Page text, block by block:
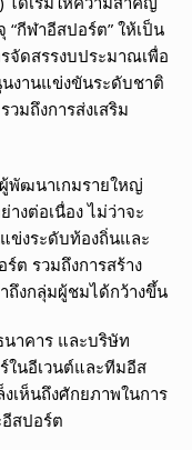
กีฬาอีสปอร์ต” ให้เป็น
จัดสรรงบประมาณเพื่อ
งานแข่งขันระดับชาติ
วมถึงการส่งเสริม
พัฒนาเกมรายใหญ่
งต่อเนื่อง ไม่ว่าจะ
ข่งระดับท้องถิ่นและ
ต รวมถึงการสร้าง
ถึงกลุ่มผู้ชมได้กว้างขึ้น
าคาร และบริษัท
ในอีเวนต์และทีมอีส
เห็นถึงศักยภาพในการ
อีสปอร์ต